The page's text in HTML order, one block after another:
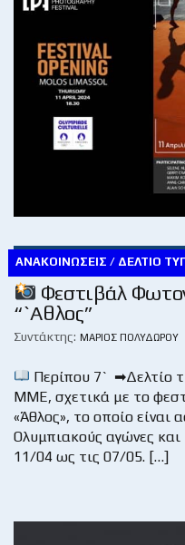
ΑΝΑΚΟΙΝΏΣΕΙΣ / ΔΕΛΤΊΟ
Φεστιβάλ
“`Αθλος”
Συντάκτης: ΜΆΡΙΟΣ ΠΟΛΥΔΏΡΟΥ
Περίπου 7` ➡Δελτίο
ΜΜΕ, σχετικά με το
«Άθλος», το οποίο είναι
Ολυμπιακούς αγώνες
11/04 ως τις 07/05. […]